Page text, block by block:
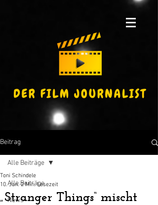
Beitrag
Alle Beiträge
News
Alle Beiträge
„Stranger Things“ mischt
Toni Schindele
10. Jan. 2 Min. Lesezeit